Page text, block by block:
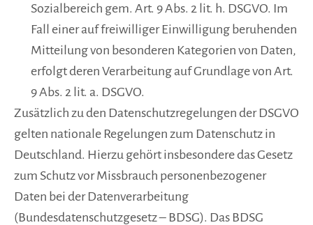
Sozialbereich gem. Art. 9 Abs. 2 lit. h. DSGVO. Im
Fall einer auf freiwilliger Einwilligung beruhenden
Mitteilung von besonderen Kategorien von Daten,
erfolgt deren Verarbeitung auf Grundlage von Art.
9 Abs. 2 lit. a. DSGVO.
Zusätzlich zu den Datenschutzregelungen der DSGVO
gelten nationale Regelungen zum Datenschutz in
Deutschland. Hierzu gehört insbesondere das Gesetz
zum Schutz vor Missbrauch personenbezogener
Daten bei der Datenverarbeitung
(Bundesdatenschutzgesetz – BDSG). Das BDSG